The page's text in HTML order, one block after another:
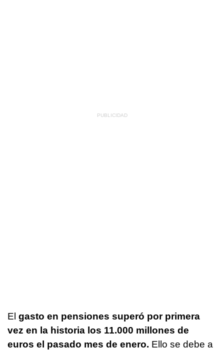
El gasto en pensiones superó por primera
vez en la historia los 11.000 millones de
euros el pasado mes de enero. Ello se debe a